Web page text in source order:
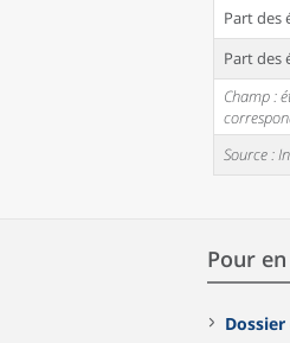
Part des
Part des
Champ :
Source :
Pour